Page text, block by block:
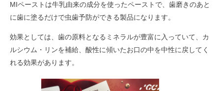
MIペーストは牛乳由来の成分を使ったペーストで、歯磨きのあと
に歯に塗るだけで虫歯予防ができる製品になります。
効果としては、歯の原料となるミネラルが豊富に入っていて、カ
ルシウム・リンを補給、酸性に傾いたお口の中を中性に戻してく
れる効果があります。